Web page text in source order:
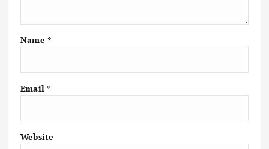
Name *
Email *
Website